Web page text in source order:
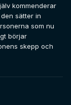
kommenderar
sätter in
som nu
börjar
skepp och